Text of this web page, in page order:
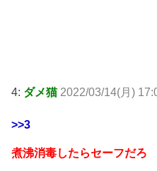
4: ダメ猫 2022/03/14(月)
>>3
煮沸消毒したらセーフだろ